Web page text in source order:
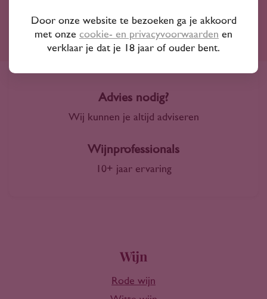
Ruim assortiment
Advies nodig?
Wij kunnen je altijd adviseren
Wijnprofessionals
10+ jaar ervaring
Wijn
Rode wijn
Door onze website te bezoeken ga je akkoord
met onze cookie- en privacyvoorwaarden en
verklaar je dat je 18 jaar of ouder bent.